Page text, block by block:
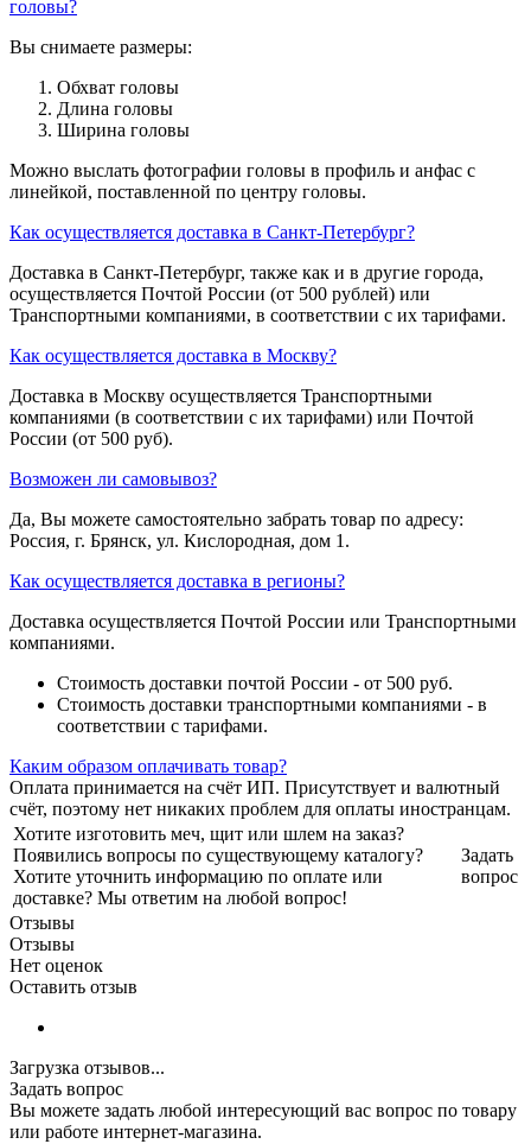
головы?
Вы снимаете размеры:
Обхват головы
Длина головы
Ширина головы
Можно выслать фотографии головы в профиль и анфас с
линейкой, поставленной по центру головы.
Как осуществляется доставка в Санкт-Петербург?
Доставка в Санкт-Петербург, также как и в другие города,
осуществляется Почтой России (от 500 рублей) или
Транспортными компаниями, в соответствии с их тарифами.
Как осуществляется доставка в Москву?
Доставка в Москву осуществляется Транспортными
компаниями (в соответствии с их тарифами) или Почтой
России (от 500 руб).
Возможен ли самовывоз?
Да, Вы можете самостоятельно забрать товар по адресу:
Россия, г. Брянск, ул. Кислородная, дом 1.
Как осуществляется доставка в регионы?
Доставка осуществляется Почтой России или Транспортными
компаниями.
Стоимость доставки почтой России - от 500 руб.
Стоимость доставки транспортными компаниями - в
соответствии с тарифами.
Каким образом оплачивать товар?
Оплата принимается на счёт ИП. Присутствует и валютный
счёт, поэтому нет никаких проблем для оплаты иностранцам.
Хотите изготовить меч, щит или шлем на заказ?
Появились вопросы по существующему каталогу?
Хотите уточнить информацию по оплате или
доставке? Мы ответим на любой вопрос!
Задать
вопрос
Отзывы
Отзывы
Нет оценок
Оставить отзыв
Загрузка отзывов...
Задать вопрос
Вы можете задать любой интересующий вас вопрос по товару
или работе интернет-магазина.